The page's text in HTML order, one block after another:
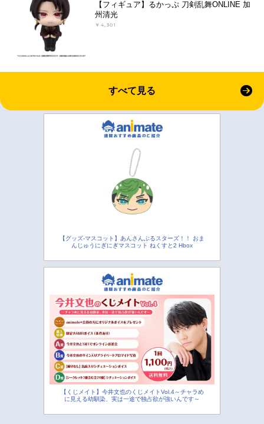
【フィギュア】るかっぷ 刀剣乱舞ONLINE 加
州清光
￥4,301
すべて見る
【グッズ-マスコット】あんさんぶるスターズ！！ おま
んじゅうにぎにぎマスコット ねくすと2 Hbox
【くじメイト】今井文也のくじメイトVol.4～チャラめ
に見える幼馴染、実は一途で独占欲が強いんです～